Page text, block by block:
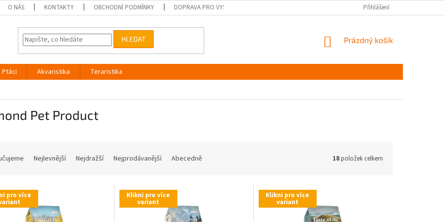
O NÁS KONTAKTY OBCHODNÍ PODMÍNKY DOPRAVA PRO VYŠKOV NAPIŠTE NÁMPřihlášení
HLEDAT
NÁKUPNÍ
Prázdný košík
Ptáci Akvaristika
Teraristika
Pet Product
Nejlevnější Nejdražší Nejprodávanější Abecedně 18položek celkem
pro více Klikni pro více
variant
Klikni pro více
variant